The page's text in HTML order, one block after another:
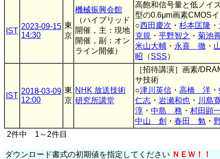
IST
2023-09-15
14:30
東
京
機械振興会館
（ハイブリッド
開催，主：現地
開催，副：オン
ライン開催）
高飽和信号量と低ノイ
型の0.6μm画素CMOS
○西田慶次 ・ 杉本匡隆 ・
克規 ・ 平野智之 ・ 菊池
米山大輔 ・ 永喜 徹 ・
昭 （SSS）
IST
2018-03-09
12:00
東
京
NHK 放送技術
研究所講堂
［招待講演］画素/
サ技術
○津川英信 ・ 高橋 洋 ・
仁志 ・ 岩瀬和也 ・ 川島
淳 ・ 中島 務 ・ 村田顕
中山 創 ・ 春田 勉 ・
2件中 1～2件目
ダウンロード書式の初期値を指定してください ＮＥＷ！！